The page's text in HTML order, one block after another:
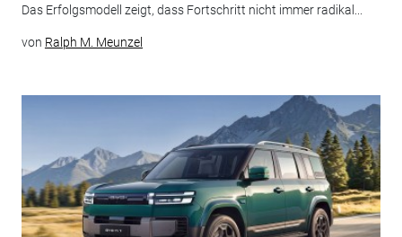
Das Erfolgsmodell zeigt, dass Fortschritt nicht immer radikal...
von Ralph M. Meunzel